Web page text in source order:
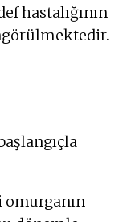
hastalığının